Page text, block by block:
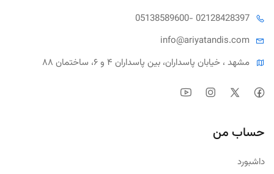
05138589600- 02128428397
info@ariyatandis.com
مشهد ، خیابان پاسداران، بین پاسداران ۴ و ۶، ساختمان ۸۸
حساب من
داشبورد